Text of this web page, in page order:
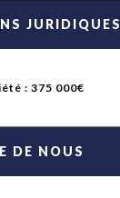
JURIDIQUES
: 375 000€
DE NOUS